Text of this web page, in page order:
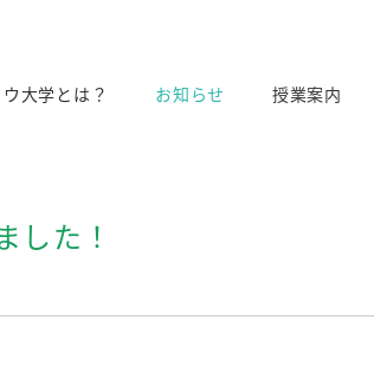
大学とは？ お知らせ 授業案内
した！